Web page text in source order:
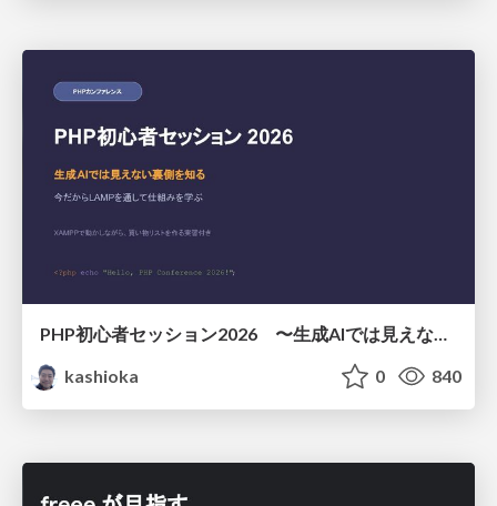
PHP初心者セッション2026 〜生成AIでは見えない裏側を知る：今だからLAMPを通して仕組みを学ぶ〜
kashioka
0 840